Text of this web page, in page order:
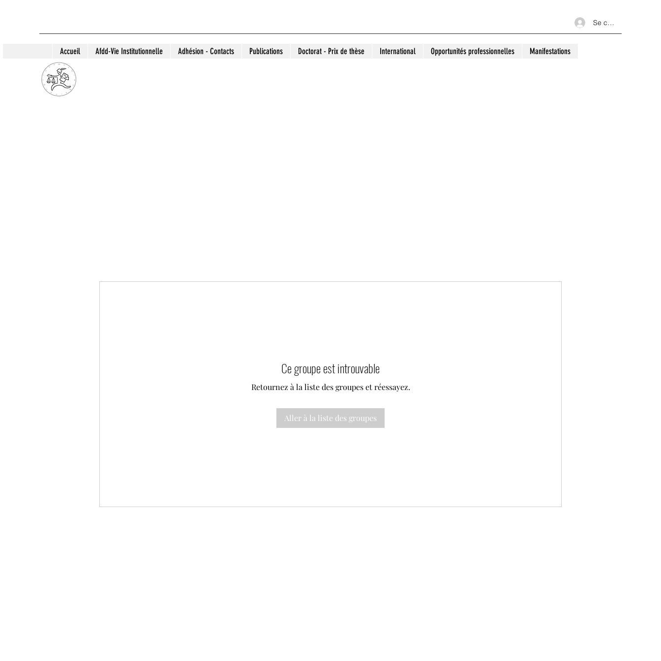
Se connecter
Accueil Afdd-Vie Institutionnelle Adhésion - Contacts Publications Doctorat - Prix de thèse International Opportunités professionnelles Manifestations
Ce groupe est introuvable
Retournez à la liste des groupes et réessayez.
Aller à la liste des groupes